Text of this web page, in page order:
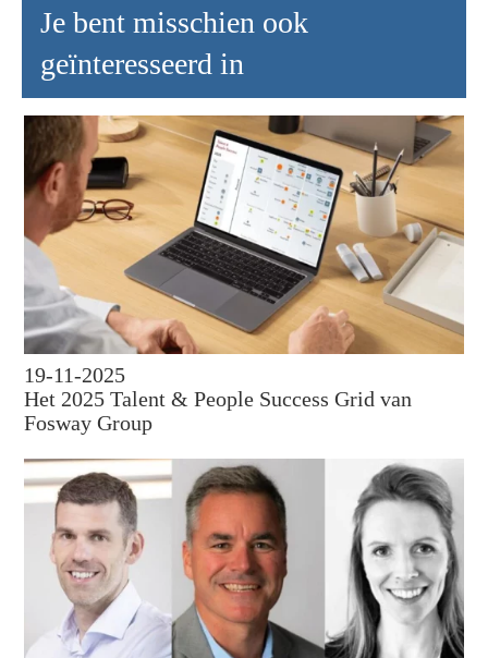
Je bent misschien ook
geïnteresseerd in
19-11-2025
Het 2025 Talent & People Success Grid van
Fosway Group